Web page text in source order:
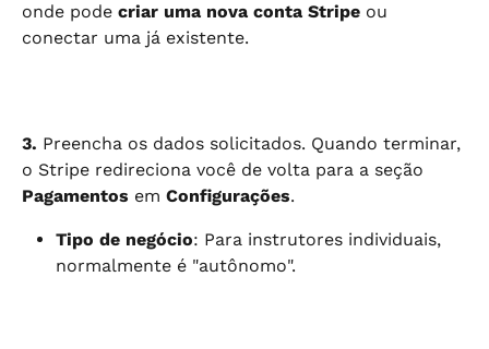
onde pode criar uma nova conta Stripe ou
conectar uma já existente.
3. Preencha os dados solicitados. Quando terminar,
o Stripe redireciona você de volta para a seção
Pagamentos em Configurações.
Tipo de negócio: Para instrutores individuais,
normalmente é "autônomo".